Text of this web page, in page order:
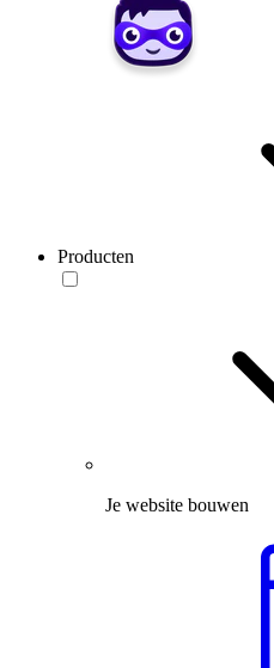
Producten
Je website bouwen